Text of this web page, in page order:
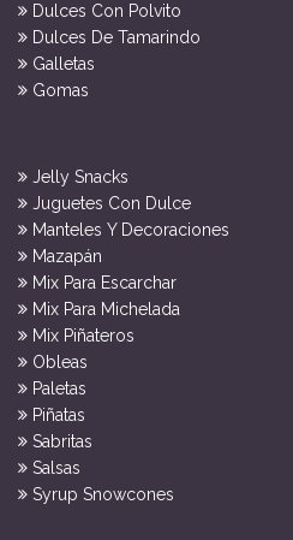
Dulces Con Polvito
Dulces De Tamarindo
Galletas
Gomas
Jelly Snacks
Juguetes Con Dulce
Manteles Y Decoraciones
Mazapán
Mix Para Escarchar
Mix Para Michelada
Mix Piñateros
Obleas
Paletas
Piñatas
Sabritas
Salsas
Syrup Snowcones